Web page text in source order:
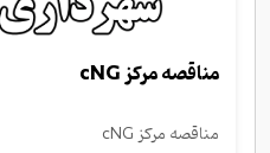
مناقصه مرکز cNG
مناقصه مرکز cNG